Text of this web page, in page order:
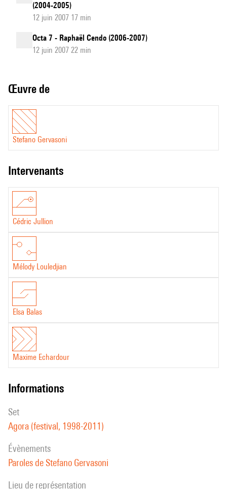
(2004-2005)
12 juin 2007 17 min
Octa 7 - Raphaël Cendo (2006-2007)
12 juin 2007 22 min
Œuvre de
Stefano Gervasoni
intervenants
Cédric Jullion
Mélody Louledjian
Elsa Balas
Maxime Echardour
informations
set
Agora (festival, 1998-2011)
évènements
Paroles de Stefano Gervasoni
Lieu de représentation